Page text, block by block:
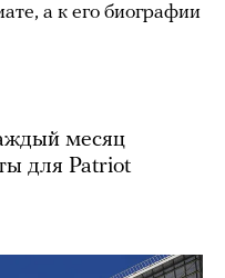
а к его биографии
месяц
для Patriot